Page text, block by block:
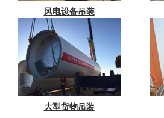
风电设备吊装
大型货物吊装